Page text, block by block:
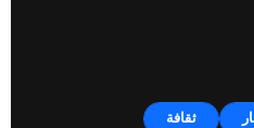
ثقافة